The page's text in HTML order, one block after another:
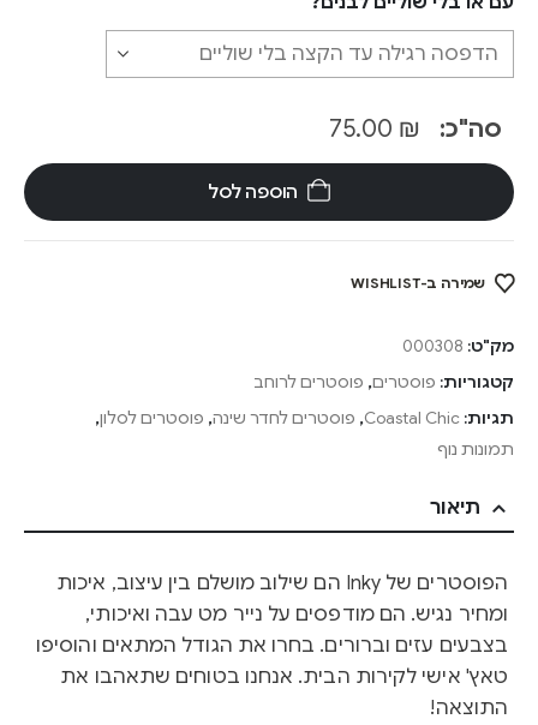
סה"כ: ₪
הוספה לסל
שמירה ב-WISHLIST
מק"ט: 000308
קטגוריות: פוסטרים, פוסטרים לרוחב
תגיות: Coastal Chic
, פוסטרים לחדר שינה, פוסטרים לסלון,
תמונות נוף
תיאור
הפוסטרים של Inky הם שילוב מושלם בין עיצוב, איכות
ומחיר נגיש. הם מודפסים על נייר מט עבה ואיכותי,
בצבעים עזים וברורים. בחרו את הגודל המתאים והוסיפו
טאץ' אישי לקירות הבית. אנחנו בטוחים שתאהבו את
התוצאה!